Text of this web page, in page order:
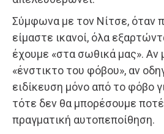
Σύμφωνα με τον Νίτσε, όταν
είμαστε ικανοί, όλα
έχουμε «στα σωθικά μας». Αν
«ένστικτο του φόβου», αν
ειδίκευση μόνο από το φόβο
τότε δεν θα μπορέσουμε
πραγματική αυτοπεποίθηση.